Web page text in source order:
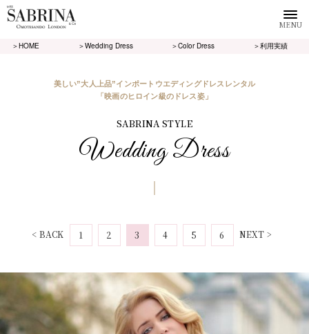
MENU
＞HOME ＞Wedding Dress ＞Color Dress ＞利用実績
美しい”大人上品”インポートウエディングドレスレンタル
「映画のヒロイン級のドレス姿」
SABRINA STYLE
Wedding Dress
< BACK 1 2 3 4 5 6 NEXT >